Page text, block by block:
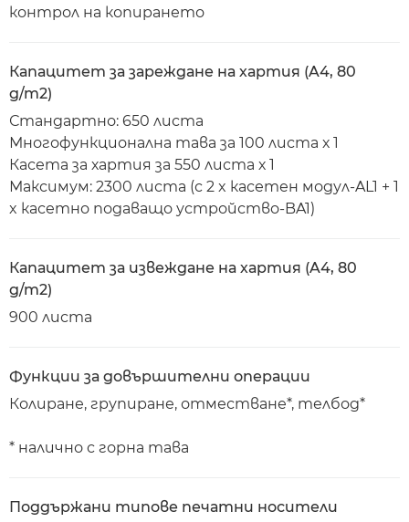
контрол на копирането
Капацитет за зареждане на хартия (A4, 80
g/m2)
Стандартно: 650 листа
Многофункционална тава за 100 листа х 1
Касета за хартия за 550 листа х 1
Максимум: 2300 листа (с 2 x касетен модул-AL1 + 1
x касетно подаващо устройство-BA1)
Капацитет за извеждане на хартия (A4, 80
g/m2)
900 листа
Функции за довършителни операции
Колиране, групиране, отместване*, телбод*
* налично с горна тава
Поддържани типове печатни носители